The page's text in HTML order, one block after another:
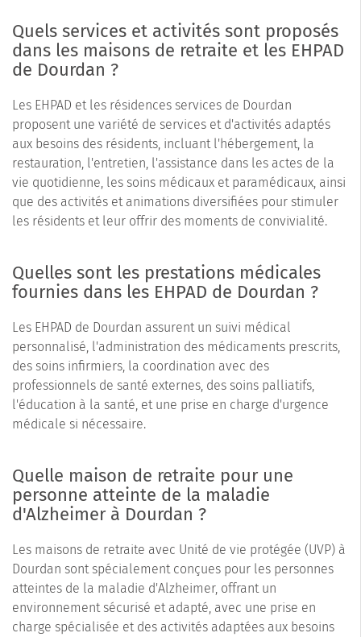
Quels services et activités sont proposés
dans les maisons de retraite et les EHPAD
de Dourdan ?
Les EHPAD et les résidences services de Dourdan
proposent une variété de services et d'activités adaptés
aux besoins des résidents, incluant l'hébergement, la
restauration, l'entretien, l'assistance dans les actes de la
vie quotidienne, les soins médicaux et paramédicaux, ainsi
que des activités et animations diversifiées pour stimuler
les résidents et leur offrir des moments de convivialité.
Quelles sont les prestations médicales
fournies dans les EHPAD de Dourdan ?
Les EHPAD de Dourdan assurent un suivi médical
personnalisé, l'administration des médicaments prescrits,
des soins infirmiers, la coordination avec des
professionnels de santé externes, des soins palliatifs,
l'éducation à la santé, et une prise en charge d'urgence
médicale si nécessaire.
Quelle maison de retraite pour une
personne atteinte de la maladie
d'Alzheimer à Dourdan ?
Les maisons de retraite avec Unité de vie protégée (UVP) à
Dourdan sont spécialement conçues pour les personnes
atteintes de la maladie d'Alzheimer, offrant un
environnement sécurisé et adapté, avec une prise en
charge spécialisée et des activités adaptées aux besoins